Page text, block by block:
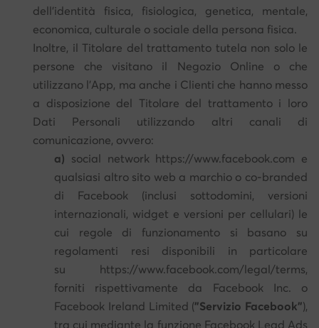
dell'identità fisica, fisiologica, genetica, mentale,
economica, culturale o sociale della persona fisica.
Inoltre, il Titolare del trattamento tutela non solo le
persone che visitano il Negozio Online o che
utilizzano l'App, ma anche i Clienti che hanno messo
a disposizione del Titolare del trattamento i loro
Dati Personali utilizzando altri canali di
comunicazione, ovvero:
a) social network https://www.facebook.com e
qualsiasi altro sito web a marchio o co-branded
di Facebook (inclusi sottodomini, versioni
internazionali, widget e versioni per cellulari) le
cui regole di funzionamento si basano su
regolamenti resi disponibili in particolare
su https://www.facebook.com/legal/terms,
forniti rispettivamente da Facebook Inc. o
Facebook Ireland Limited ("Servizio Facebook"),
tra cui mediante la funzione Facebook Lead Ads